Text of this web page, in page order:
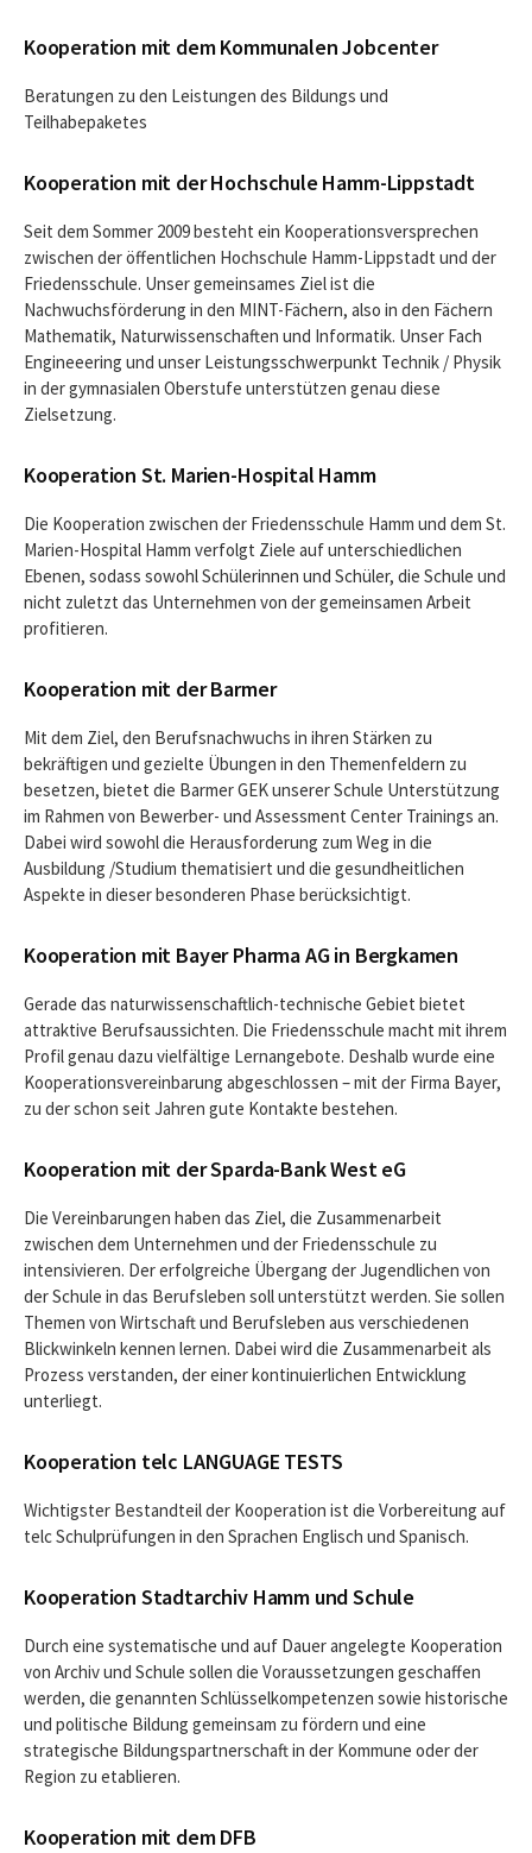
Kooperation mit dem Kommunalen Jobcenter
Beratungen zu den Leistungen des Bildungs und
Teilhabepaketes
Kooperation mit der Hochschule Hamm-Lippstadt
Seit dem Sommer 2009 besteht ein Kooperationsversprechen
zwischen der öffentlichen Hochschule Hamm-Lippstadt und der
Friedensschule. Unser gemeinsames Ziel ist die
Nachwuchsförderung in den MINT-Fächern, also in den Fächern
Mathematik, Naturwissenschaften und Informatik. Unser Fach
Engineeering und unser Leistungsschwerpunkt Technik / Physik
in der gymnasialen Oberstufe unterstützen genau diese
Zielsetzung.
Kooperation St. Marien-Hospital Hamm
Die Kooperation zwischen der Friedensschule Hamm und dem St.
Marien-Hospital Hamm verfolgt Ziele auf unterschiedlichen
Ebenen, sodass sowohl Schülerinnen und Schüler, die Schule und
nicht zuletzt das Unternehmen von der gemeinsamen Arbeit
profitieren.
Kooperation mit der Barmer
Mit dem Ziel, den Berufsnachwuchs in ihren Stärken zu
bekräftigen und gezielte Übungen in den Themenfeldern zu
besetzen, bietet die Barmer GEK unserer Schule Unterstützung
im Rahmen von Bewerber- und Assessment Center Trainings an.
Dabei wird sowohl die Herausforderung zum Weg in die
Ausbildung /Studium thematisiert und die gesundheitlichen
Aspekte in dieser besonderen Phase berücksichtigt.
Kooperation mit Bayer Pharma AG in Bergkamen
Gerade das naturwissenschaftlich-technische Gebiet bietet
attraktive Berufsaussichten. Die Friedensschule macht mit ihrem
Profil genau dazu vielfältige Lernangebote. Deshalb wurde eine
Kooperationsvereinbarung abgeschlossen – mit der Firma Bayer,
zu der schon seit Jahren gute Kontakte bestehen.
Kooperation mit der Sparda-Bank West eG
Die Vereinbarungen haben das Ziel, die Zusammenarbeit
zwischen dem Unternehmen und der Friedensschule zu
intensivieren. Der erfolgreiche Übergang der Jugendlichen von
der Schule in das Berufsleben soll unterstützt werden. Sie sollen
Themen von Wirtschaft und Berufsleben aus verschiedenen
Blickwinkeln kennen lernen. Dabei wird die Zusammenarbeit als
Prozess verstanden, der einer kontinuierlichen Entwicklung
unterliegt.
Kooperation telc LANGUAGE TESTS
Wichtigster Bestandteil der Kooperation ist die Vorbereitung auf
telc Schulprüfungen in den Sprachen Englisch und Spanisch.
Kooperation Stadtarchiv Hamm und Schule
Durch eine systematische und auf Dauer angelegte Kooperation
von Archiv und Schule sollen die Voraussetzungen geschaffen
werden, die genannten Schlüsselkompetenzen sowie historische
und politische Bildung gemeinsam zu fördern und eine
strategische Bildungspartnerschaft in der Kommune oder der
Region zu etablieren.
Kooperation mit dem DFB